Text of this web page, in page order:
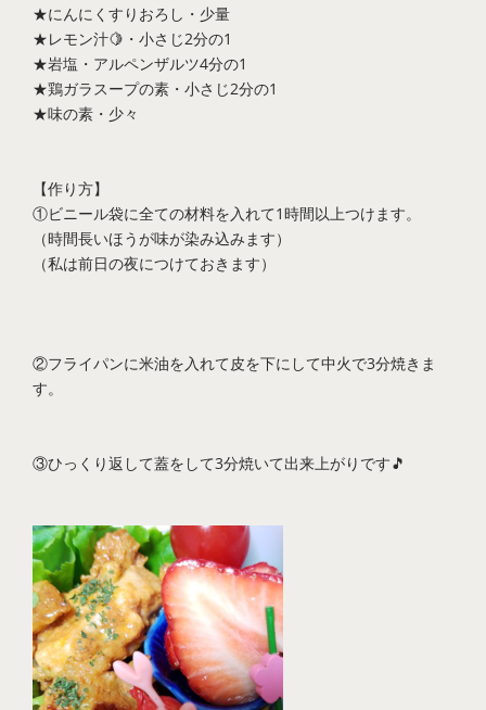
★にんにくすりおろし・少量
★レモン汁🍋・小さじ2分の1
★岩塩・アルペンザルツ4分の1
★鶏ガラスープの素・小さじ2分の1
★味の素・少々
【作り方】
①ビニール袋に全ての材料を入れて1時間以上つけます。
（時間長いほうが味が染み込みます）
（私は前日の夜につけておきます）
②フライパンに米油を入れて皮を下にして中火で3分焼きま
す。
③ひっくり返して蓋をして3分焼いて出来上がりです🎵